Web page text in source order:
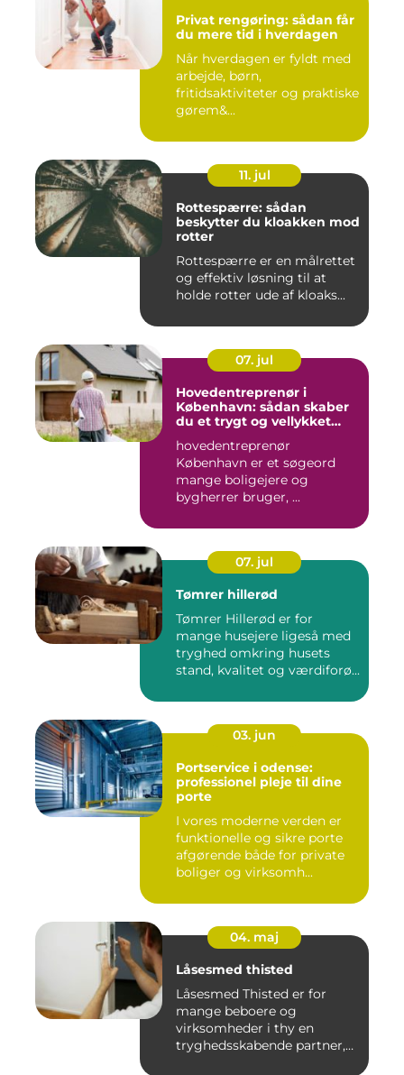
Privat rengøring: sådan får
du mere tid i hverdagen
Når hverdagen er fyldt med
arbejde, børn,
fritidsaktiviteter og praktiske
gørem&...
11. jul
Rottespærre: sådan
beskytter du kloakken mod
rotter
Rottespærre er en målrettet
og effektiv løsning til at
holde rotter ude af kloaks...
07. jul
Hovedentreprenør i
København: sådan skaber
du et trygt og vellykket
hovedentreprenør
København er et søgeord
mange boligejere og
bygherrer bruger, ...
07. jul
Tømrer hillerød
Tømrer Hillerød er for
mange husejere ligeså med
tryghed omkring husets
stand, kvalitet og værdiforø...
03. jun
Portservice i odense:
professionel pleje til dine
porte
I vores moderne verden er
funktionelle og sikre porte
afgørende både for private
boliger og virksomh...
04. maj
Låsesmed thisted
Låsesmed Thisted er for
mange beboere og
virksomheder i thy en
tryghedsskabende partner,